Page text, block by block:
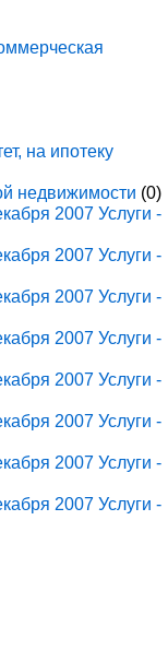
на ипотеку
недвижимости (0)
2007 Услуги -
2007 Услуги -
2007 Услуги -
2007 Услуги -
2007 Услуги -
2007 Услуги -
2007 Услуги -
2007 Услуги -